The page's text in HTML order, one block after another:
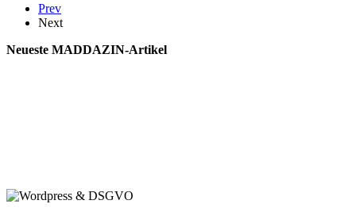
Prev
Next
Neueste MADDAZIN-Artikel